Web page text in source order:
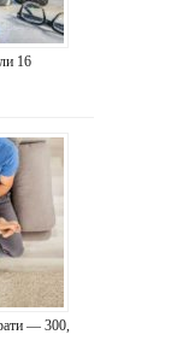
16
— 300,